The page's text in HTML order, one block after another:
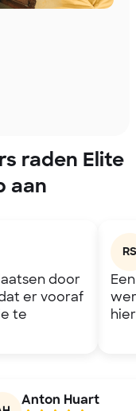
raden Elite
aan
door
er vooraf
te
RS
Anton Huart